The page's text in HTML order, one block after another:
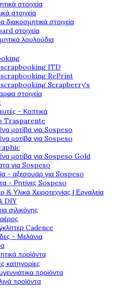
στοιχεία
στοιχεία
διακοσμητικά στοιχεία
στοιχεία
λουλούδια
scrapbooking ITD
scrapbooking RePrint
scrapbooking Scrapberry's
στοιχεία
- Κοπτικά
Trasparente
μοτίβα για Sospeso
μοτίβα για Sospeso
μοτίβα για Sospeso Gold
για Sospeso
- αξεσουάρ για Sospeso
- Ρητίνες Sospeso
& Υλικά Χειροτεχνίας | Εργαλεία
DIY
σιλικόνης
Cadence
- Μελάνια
προϊόντα
κατηγορίες
προϊόντα
προϊόντα